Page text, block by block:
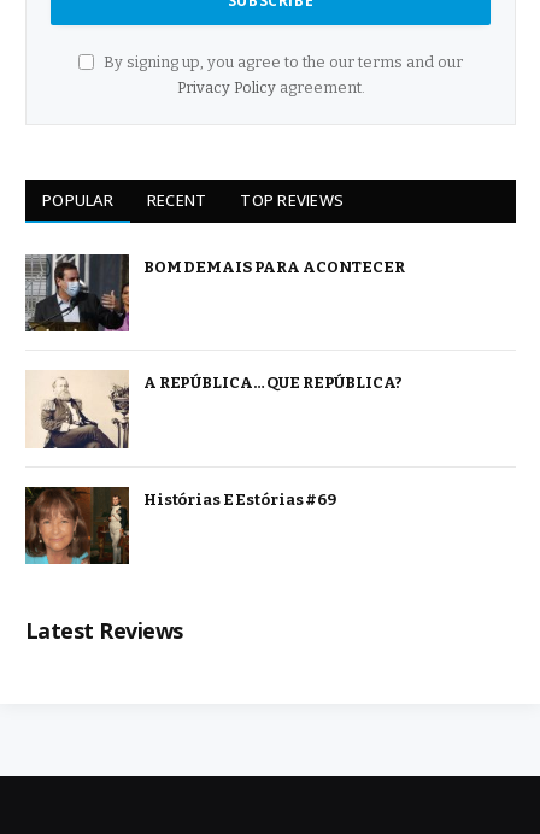
By signing up, you agree to the our terms and our
Privacy Policyagreement.
POPULAR RECENT TOP REVIEWS
BOM DEMAIS PARA ACONTECER
A REPÚBLICA… QUE REPÚBLICA?
Histórias E Estórias #69
Latest Reviews